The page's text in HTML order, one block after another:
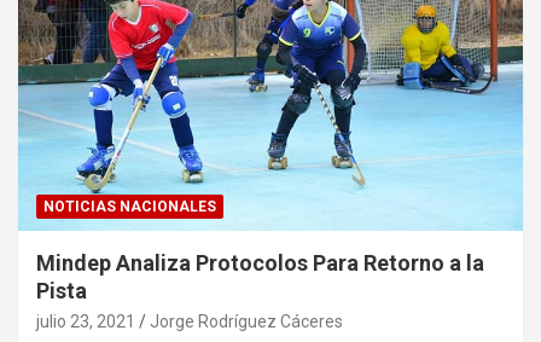
NOTICIAS NACIONALES
Mindep Analiza Protocolos Para Retorno a la
Pista
julio 23, 2021 Jorge Rodríguez Cáceres